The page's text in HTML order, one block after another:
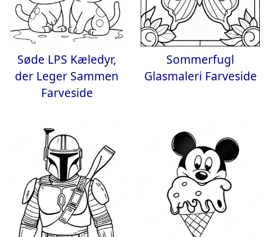
Søde LPS Kæledyr,
der Leger Sammen
Farveside
Sommerfugl
Glasmaleri Farveside